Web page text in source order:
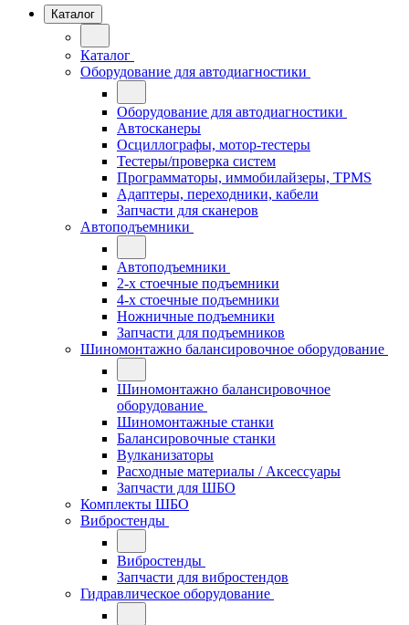
Каталог
Каталог
Оборудование для автодиагностики
Оборудование для автодиагностики
Автосканеры
Осциллографы, мотор-тестеры
Тестеры/проверка систем
Программаторы, иммобилайзеры, TPMS
Адаптеры, переходники, кабели
Запчасти для сканеров
Автоподъемники
Автоподъемники
2-х стоечные подъемники
4-х стоечные подъемники
Ножничные подъемники
Запчасти для подъемников
Шиномонтажно балансировочное оборудование
Шиномонтажно балансировочное
оборудование
Шиномонтажные станки
Балансировочные станки
Вулканизаторы
Расходные материалы / Аксессуары
Запчасти для ШБО
Комплекты ШБО
Вибростенды
Вибростенды
Запчасти для вибростендов
Гидравлическое оборудование